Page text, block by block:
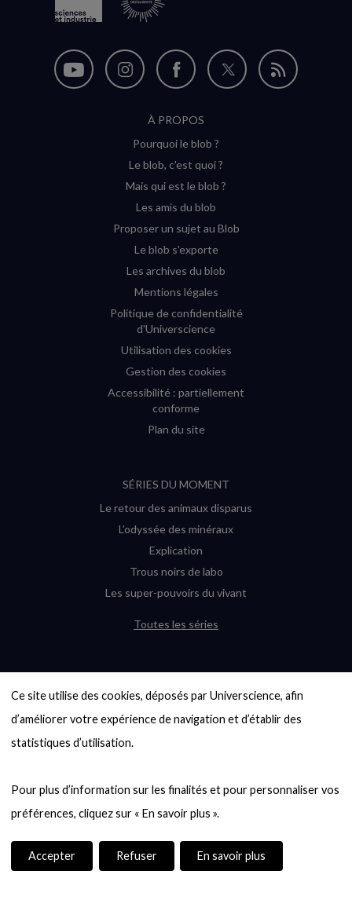
Ce site utilise des cookies, déposés par Universcience, afin
d’améliorer votre expérience de navigation et d’établir des
statistiques d’utilisation.
Pour plus d’information sur les finalités et pour personnaliser vos
Accepter Refuser En savoir plus
Nous
Nous
Instagram
(nouvelle
Nous
sur
Facebook
(nouvelle
Nous
Flux
À PROPOS
Pourquoi le blob ?
Le blob, c'est quoi ?
Mais qui est le blob ?
Les amis du blob
Proposer un sujet au Blob
Le blob s'exporte
Les archives du blob
Mentions légales
Politique de confidentialité
d'Universcience
Utilisation des cookies
Gestion des cookies
Accessibilité : partiellement
conforme
Plan du site
SÉRIES DU MOMENT
Le retour des animaux disparus
L’odyssée des minéraux
Explication
Trous noirs de labo
Les super-pouvoirs du vivant
Toutes les séries
6000 exoplanètes, et pas de « Terre »
en vue ?
Quel avenir pour les cryptos ?
Entre mathématiques et politique : la
quête d’un vote équitable
casse-tête